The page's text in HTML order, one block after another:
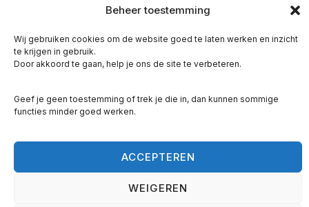
Beheer toestemming
Wij gebruiken cookies om de website goed te laten werken en inzicht
te krijgen in gebruik.
Door akkoord te gaan, help je ons de site te verbeteren.
Geef je geen toestemming of trek je die in, dan kunnen sommige
functies minder goed werken.
ACCEPTEREN
WEIGEREN
Welke Patronen Hebben Jij en Ik
Zichtbaar?
De grote vraag is: Welke patronen heb je van
We hebben allemaal onbewust patronen
Deze patronen kunnen diepgeworteld zijn en
ons beperken zonder dat we het doorhebben.
Denk aan perfectionisme, het altijd willen